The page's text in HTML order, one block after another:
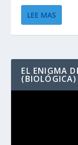
LEE MAS
EL ENIGMA
(BIOLÓGICA)